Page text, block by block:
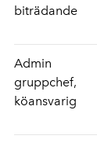
biträdande
Admin
gruppchef,
köansvarig